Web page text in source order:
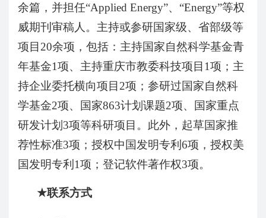
余篇，并担任“Applied Energy”、“Energy”等权
威期刊审稿人。主持或参研国家级、省部级等
项目 20余项，包括：主持国家自然科学基金青
年基金1项、主持重庆市教委科技项目 1项；主
持企业委托横向项目 2项；参研过国家自然科
学基金2项、国家863计划课题2项、国家重点
研发计划 3项等科研项目。此外，起草国家推
荐性标准3项；授权中国发明专利 6项，授权美
国发明专利 1项；登记软件著作权3项。
★联系方式